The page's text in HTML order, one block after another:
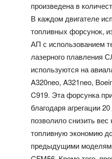
произведена в
В каждом двигателе
топливных форсунок,
АП с использованием
лазерного плавления
используются на
A320neo, A321neo,
C919. Эта форсунка
благодаря агрегации
позволило снизить
топливную экономию
предыдущими